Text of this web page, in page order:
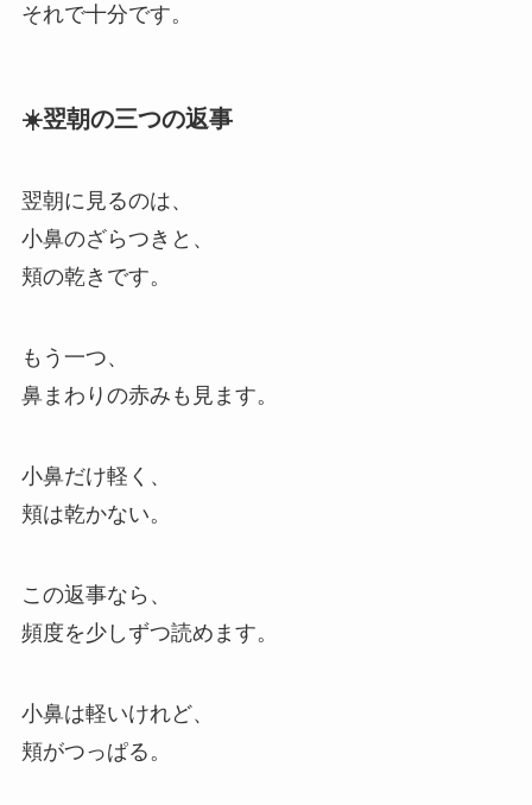
それで十分です。
☀️翌朝の三つの返事
翌朝に見るのは、
小鼻のざらつきと、
頬の乾きです。
もう一つ、
鼻まわりの赤みも見ます。
小鼻だけ軽く、
頬は乾かない。
この返事なら、
頻度を少しずつ読めます。
小鼻は軽いけれど、
頬がつっぱる。